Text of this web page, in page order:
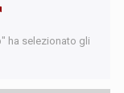
ha selezionato gli